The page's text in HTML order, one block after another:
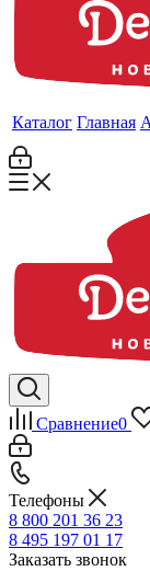
Каталог Главная
Сравнение0
Телефоны
8 800 201 36 23
8 495 197 01 17
Заказать звонок